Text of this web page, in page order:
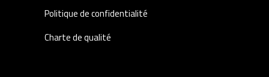
Politique de confidentialité
Charte de qualité